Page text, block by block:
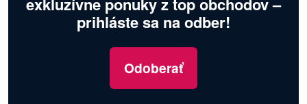
prihláste sa na odber!
Odoberať